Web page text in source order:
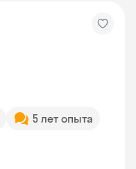
5 лет опыта